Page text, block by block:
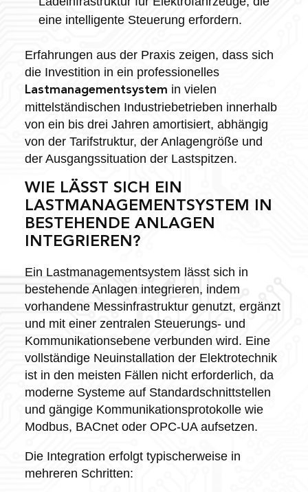
eine intelligente Steuerung erfordern.
Erfahrungen aus der Praxis zeigen, dass sich
die Investition in ein professionelles
Lastmanagementsystem in vielen
mittelständischen Industriebetrieben innerhalb
von ein bis drei Jahren amortisiert, abhängig
von der Tarifstruktur, der Anlagengröße und
der Ausgangssituation der Lastspitzen.
WIE LÄSST SICH EIN
LASTMANAGEMENTSYSTEM IN
BESTEHENDE ANLAGEN
INTEGRIEREN?
Ein Lastmanagementsystem lässt sich in
bestehende Anlagen integrieren, indem
vorhandene Messinfrastruktur genutzt, ergänzt
und mit einer zentralen Steuerungs- und
Kommunikationsebene verbunden wird. Eine
vollständige Neuinstallation der Elektrotechnik
ist in den meisten Fällen nicht erforderlich, da
moderne Systeme auf Standardschnittstellen
und gängige Kommunikationsprotokolle wie
Modbus, BACnet oder OPC-UA aufsetzen.
Die Integration erfolgt typischerweise in
mehreren Schritten: